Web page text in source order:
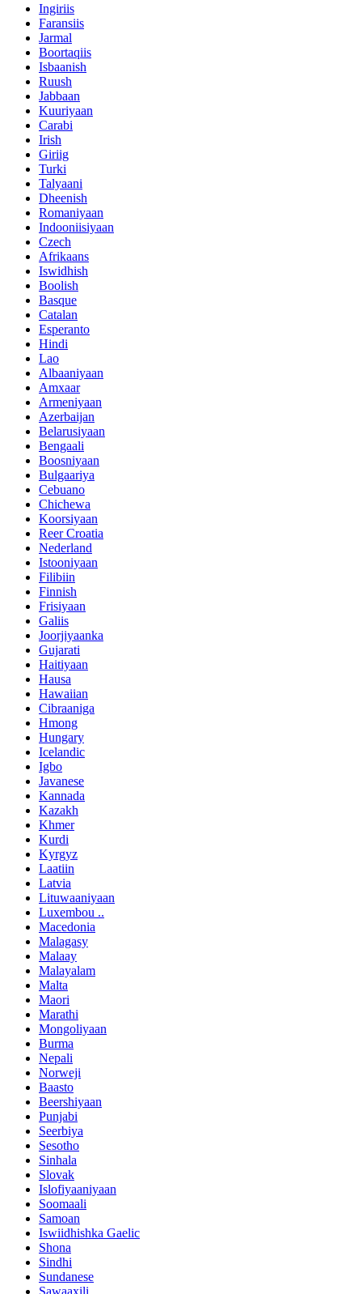
Ingiriis
Faransiis
Jarmal
Boortaqiis
Isbaanish
Ruush
Jabbaan
Kuuriyaan
Carabi
Irish
Giriig
Turki
Talyaani
Dheenish
Romaniyaan
Indooniisiyaan
Czech
Afrikaans
Iswidhish
Boolish
Basque
Catalan
Esperanto
Hindi
Lao
Albaaniyaan
Amxaar
Armeniyaan
Azerbaijan
Belarusiyaan
Bengaali
Boosniyaan
Bulgaariya
Cebuano
Chichewa
Koorsiyaan
Reer Croatia
Nederland
Istooniyaan
Filibiin
Finnish
Frisiyaan
Galiis
Joorjiyaanka
Gujarati
Haitiyaan
Hausa
Hawaiian
Cibraaniga
Hmong
Hungary
Icelandic
Igbo
Javanese
Kannada
Kazakh
Khmer
Kurdi
Kyrgyz
Laatiin
Latvia
Lituwaaniyaan
Luxembou ..
Macedonia
Malagasy
Malaay
Malayalam
Malta
Maori
Marathi
Mongoliyaan
Burma
Nepali
Norweji
Baasto
Beershiyaan
Punjabi
Seerbiya
Sesotho
Sinhala
Slovak
Islofiyaaniyaan
Soomaali
Samoan
Iswiidhishka Gaelic
Shona
Sindhi
Sundanese
Sawaaxili